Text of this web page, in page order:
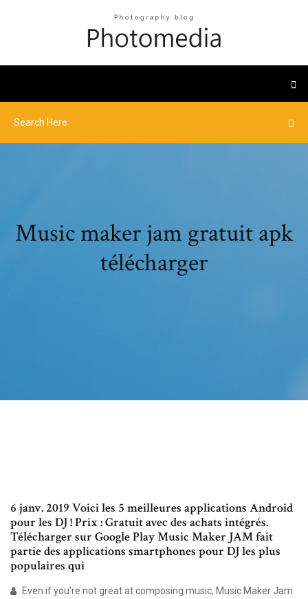
Music maker jam gratuit apk
télécharger
6 janv. 2019 Voici les 5 meilleures applications Android
pour les DJ ! Prix : Gratuit avec des achats intégrés.
Télécharger sur Google Play Music Maker JAM fait
partie des applications smartphones pour DJ les plus
populaires qui
Even if you’re not great at composing music, Music Maker Jam